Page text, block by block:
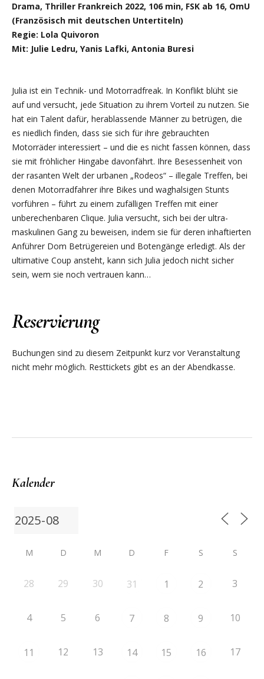
Drama, Thriller Frankreich 2022, 106 min, FSK ab 16, OmU
(Französisch mit deutschen Untertiteln)
Regie: Lola Quivoron
Mit: Julie Ledru, Yanis Lafki, Antonia Buresi
Julia ist ein Technik- und Motorradfreak. In Konflikt blüht sie
auf und versucht, jede Situation zu ihrem Vorteil zu nutzen. Sie
hat ein Talent dafür, herablassende Männer zu betrügen, die
es niedlich finden, dass sie sich für ihre gebrauchten
Motorräder interessiert – und die es nicht fassen können, dass
sie mit fröhlicher Hingabe davonfährt. Ihre Besessenheit von
der rasanten Welt der urbanen „Rodeos“ – illegale Treffen, bei
denen Motorradfahrer ihre Bikes und waghalsigen Stunts
vorführen – führt zu einem zufälligen Treffen mit einer
unberechenbaren Clique. Julia versucht, sich bei der ultra-
maskulinen Gang zu beweisen, indem sie für deren inhaftierten
Anführer Dom Betrügereien und Botengänge erledigt. Als der
ultimative Coup ansteht, kann sich Julia jedoch nicht sicher
sein, wem sie noch vertrauen kann…
Reservierung
Buchungen sind zu diesem Zeitpunkt kurz vor Veranstaltung
nicht mehr möglich. Resttickets gibt es an der Abendkasse.
Kalender
M D M D F S S
28 29 30 31 1 2 3
4 5 6 7 8 9 10
11 12 13 14 15 16 17